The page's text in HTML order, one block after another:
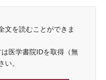
文を読むことができま
医学書院IDを取得（無
い。